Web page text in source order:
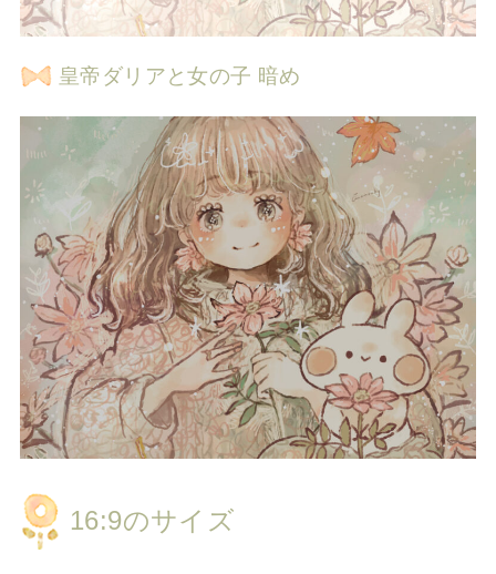
皇帝ダリアと女の子 暗め
16:9のサイズ